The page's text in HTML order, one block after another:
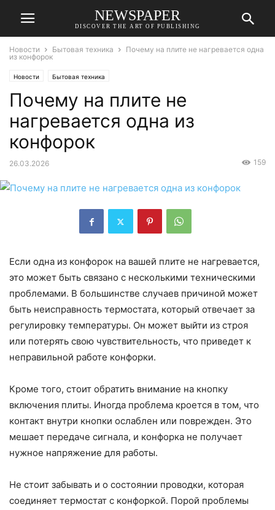
NEWSPAPER
DISCOVER THE ART OF PUBLISHING
Новости Бытовая техника
Почему на плите не нагревается одна
из конфорок
Новости Бытовая техника
Почему на плите не
нагревается одна из
конфорок
26.03.2026 159
Если одна из конфорок на вашей плите не нагревается,
это может быть связано с несколькими техническими
проблемами. В большинстве случаев причиной может
быть неисправность термостата, который отвечает за
регулировку температуры. Он может выйти из строя
или потерять свою чувствительность, что приведет к
неправильной работе конфорки.
Кроме того, стоит обратить внимание на кнопку
включения плиты. Иногда проблема кроется в том, что
контакт внутри кнопки ослаблен или поврежден. Это
мешает передаче сигнала, и конфорка не получает
нужное напряжение для работы.
Не стоит забывать и о состоянии проводки, которая
соединяет термостат с конфоркой. Порой проблемы